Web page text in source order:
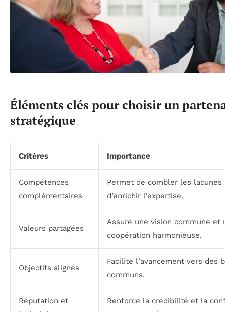
Éléments clés pour choisir un
stratégique
Critères Importance
Compétences
complémentaires
Permet de combler les lacunes
d’enrichir l’expertise.
Valeurs partagées
Assure une vision commune et
coopération harmonieuse.
Objectifs alignés
Facilite l’avancement vers des
communs.
Réputation et
Renforce la crédibilité et la